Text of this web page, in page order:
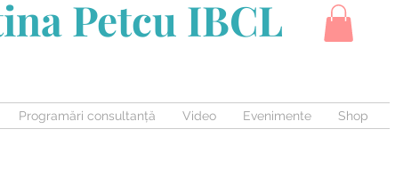
Petcu IBCL
Programări consultanță Video Evenimente Shop